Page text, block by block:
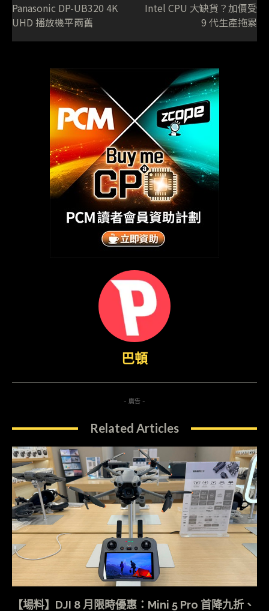
Panasonic DP-UB320 4K
UHD 播放機平兩舊
Intel CPU 大缺貨？加價受
9 代生產拖累
巴頓
- 廣告 -
Related Articles
【場料】DJI 8 月限時優惠：Mini 5 Pro 首降九折、